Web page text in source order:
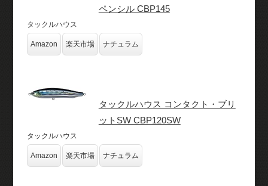
ペンシル CBP145
タックルハウス
Amazon 楽天市場 ナチュラム
タックルハウス コンタクト・ブリ
ットSW CBP120SW
タックルハウス
Amazon 楽天市場 ナチュラム